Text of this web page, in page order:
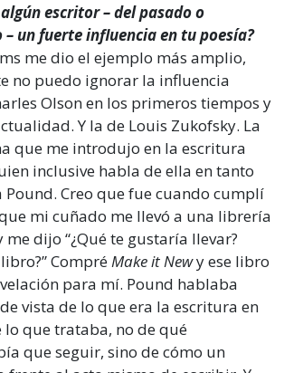
escritor – del pasado o
un fuerte influencia en tu poesía?
me dio el ejemplo más amplio,
no puedo ignorar la influencia
Olson en los primeros tiempos y
Y la de Louis Zukofsky. La
que me introdujo en la escritura
inclusive habla de ella en tanto
Pound. Creo que fue cuando cumplí
mi cuñado me llevó a una librería
dijo “¿Qué te gustaría llevar?
CompréMake it Newy ese libro
para mí. Pound hablaba
vista de lo que era la escritura en
lo que trataba, no de qué
que seguir, sino de cómo un